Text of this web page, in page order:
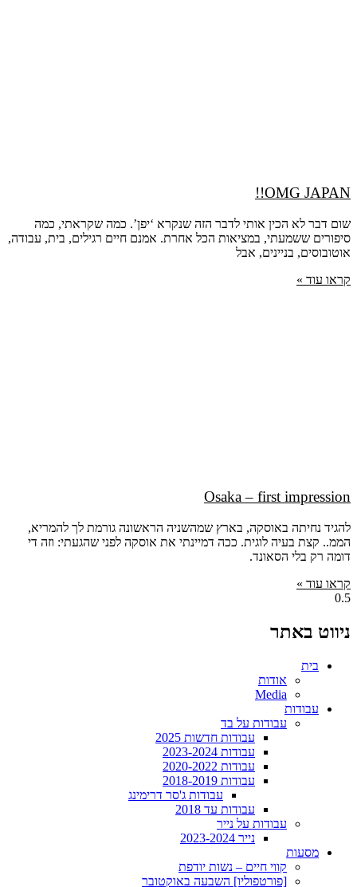
OMG JAPAN!!
שום דבר לא הכין אותי לדבר הזה שנקרא ‘יפן’. כמה שקראתי, כמה
סיפורים ששמעתי, במציאות הכל אחרת. אמנם חיים רגילים, בית, עבודה,
אוטובוסים, בניינים, אבל
קראו עוד »
Osaka – first impression
להגיד נחיתה באוסקה, בארץ שמהשניה הראשונה גורמת לך להמריא,
הממ.. קצת בעיה לוגית. ככה דמיינתי את אוסקה לפני שהגעתי: וזה די
דומה רק בלי הסאונד.
קראו עוד »
ניווט באתר
בית
אודות
Media
עבודות
עבודות על בד
עבודות חדשות 2025
עבודות 2023-2024
עבודות 2020-2022
עבודות 2018-2019
עבודות ג'סר דרימינג
עבודות עד 2018
עבודות על נייר
נייר 2023-2024
מסעות
קווי חיים – נשות יודפת
[פורטפוליו] השבעה באוקטובר